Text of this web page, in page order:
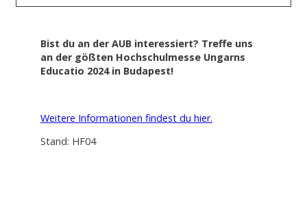
Bist du an der AUB interessiert? Treffe uns
an der gößten Hochschulmesse Ungarns
Educatio 2024 in Budapest!
Weitere Informationen findest du hier.
Stand: HF04